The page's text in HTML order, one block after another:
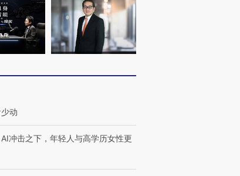
动
AI冲击之下，年轻人与高学历女性更